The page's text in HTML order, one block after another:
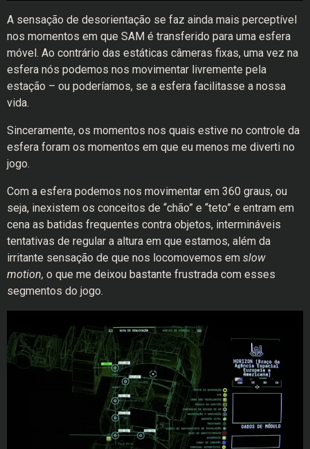
A sensação de desorientação se faz ainda mais perceptível
nos momentos em que SAM é transferido para uma esfera
móvel. Ao contrário das estáticas câmeras fixas, uma vez na
esfera nós podemos nos movimentar livremente pela
estação – ou poderíamos, se a esfera facilitasse a nossa
vida.
Sinceramente, os momentos nos quais estive no controle da
esfera foram os momentos em que eu menos me diverti no
jogo.
Com a esfera podemos nos movimentar em 360 graus, ou
seja, inexistem os conceitos de “chão” e “teto” e entram em
cena as batidas frequentes contra objetos, intermináveis
tentativas de regular a altura em que estamos, além da
irritante sensação de que nos locomovemos em slow
motion, o que me deixou bastante frustrada com esses
segmentos do jogo.